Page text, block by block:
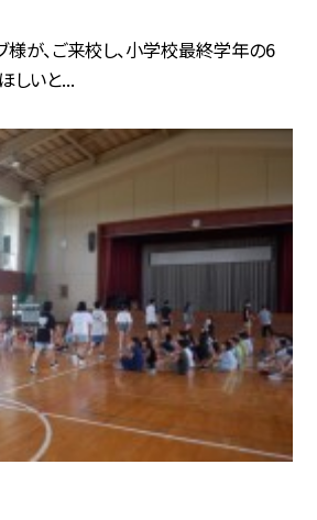
様が、ご来校し、小学校最終学年の6
しいと...